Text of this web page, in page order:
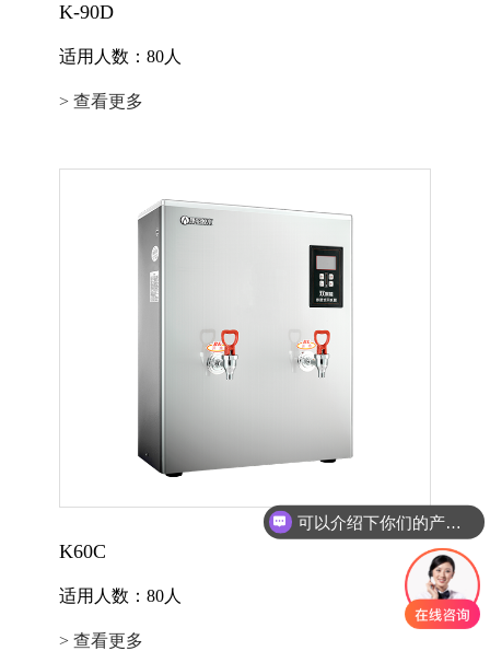
K-90D
适用人数：80人
> 查看更多
K60C
适用人数：80人
> 查看更多
可以介绍下你们的产品么